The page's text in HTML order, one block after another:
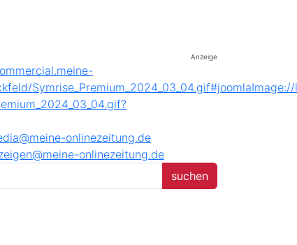
Anzeige
onlinezeitung.de
onlinezeitung.de